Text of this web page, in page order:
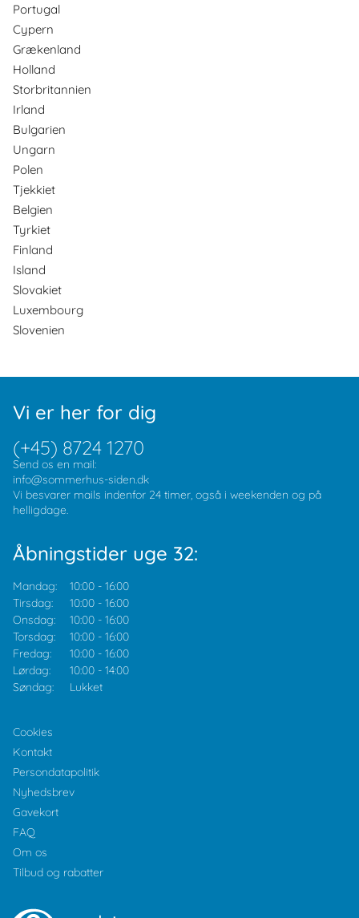
Portugal
Cypern
Grækenland
Holland
Storbritannien
Irland
Bulgarien
Ungarn
Polen
Tjekkiet
Belgien
Tyrkiet
Finland
Island
Slovakiet
Luxembourg
Slovenien
Vi er her for dig
(+45) 8724 1270
Send os en mail:
info@sommerhus-siden.dk
Vi besvarer mails indenfor 24 timer, også i weekenden og på
helligdage.
Åbningstider uge 32:
Mandag: 10:00 - 16:00
Tirsdag:
10:00 - 16:00
Onsdag:
10:00 - 16:00
Torsdag:
10:00 - 16:00
Fredag:
10:00 - 16:00
Lørdag:
10:00 - 14:00
Søndag:
Lukket
Cookies
Kontakt
Persondatapolitik
Nyhedsbrev
Gavekort
FAQ
Om os
Tilbud og rabatter